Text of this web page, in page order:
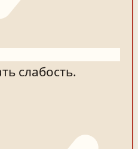
слабость.